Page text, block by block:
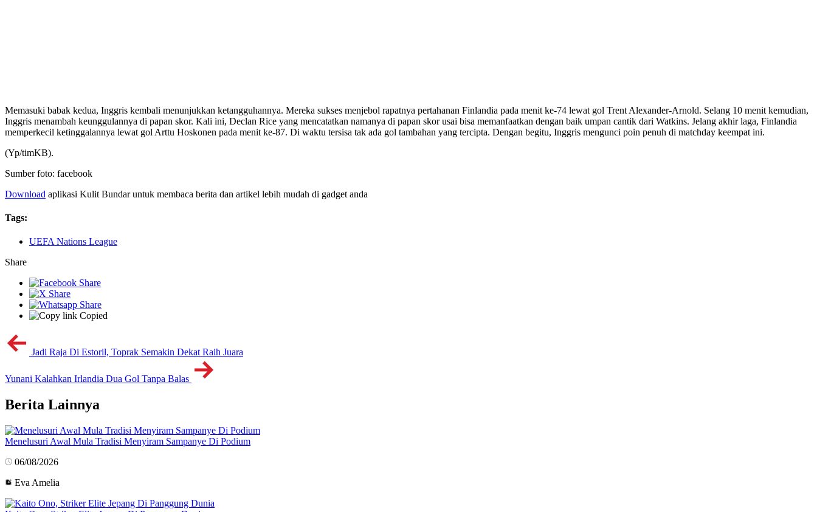
Memasuki babak kedua, Inggris kembali menunjukkan ketangguhannya. Mereka sukses menjebol rapatnya pertahanan Finlandia pada menit ke-74 lewat gol Trent Alexander-Arnold. Selang 10 menit kemudian,
Inggris menambah keunggulannya di papan skor. Kali ini, Declan Rice yang mencatatkan namanya di papan skor usai bisa memanfaatkan dengan baik umpan cantik dari Watkins. Jelang akhir laga, Finlandia
memperkecil ketinggalannya lewat gol Arttu Hoskonen pada menit ke-87. Di waktu tersisa tak ada gol tambahan yang tercipta. Dengan begitu, Inggris mengunci poin penuh di matchday keempat ini.
(Yp/timKB).
Sumber foto: facebook
Download aplikasi Kulit Bundar untuk membaca berita dan artikel lebih mudah di gadget anda
Tags:
UEFA Nations League
Share
Copied
Jadi Raja Di Estoril, Toprak Semakin Dekat Raih Juara
Yunani Kalahkan Irlandia Dua Gol Tanpa Balas
Berita Lainnya
Menelusuri Awal Mula Tradisi Menyiram Sampanye Di Podium
06/08/2026
Eva Amelia